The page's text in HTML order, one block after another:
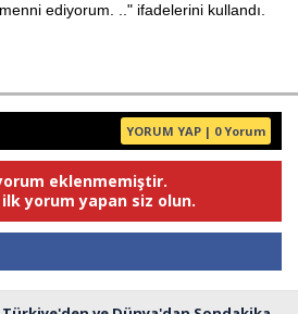
ediyorum. .." ifadelerini kullandı.
YORUM YAP | 0 Yorum
eklenmemiştir.
yorum yapan siz olun.